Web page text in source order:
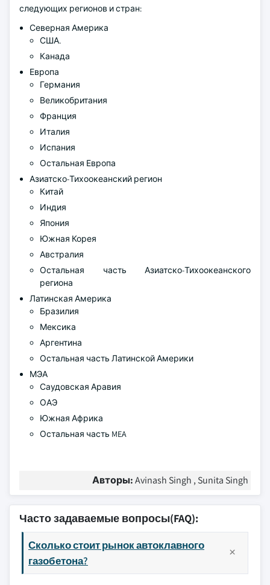
следующих регионов и стран:
Северная Америка
США.
Канада
Европа
Германия
Великобритания
Франция
Италия
Испания
Остальная Европа
Азиатско-Тихоокеанский регион
Китай
Индия
Япония
Южная Корея
Австралия
Остальная часть Азиатско-Тихоокеанского
региона
Латинская Америка
Бразилия
Мексика
Аргентина
Остальная часть Латинской Америки
МЭА
Саудовская Аравия
ОАЭ
Южная Африка
Остальная часть MEA
Авторы:Avinash Singh , Sunita Singh
Часто задаваемые вопросы(FAQ):
Сколько стоит рынок автоклавного
газобетона?